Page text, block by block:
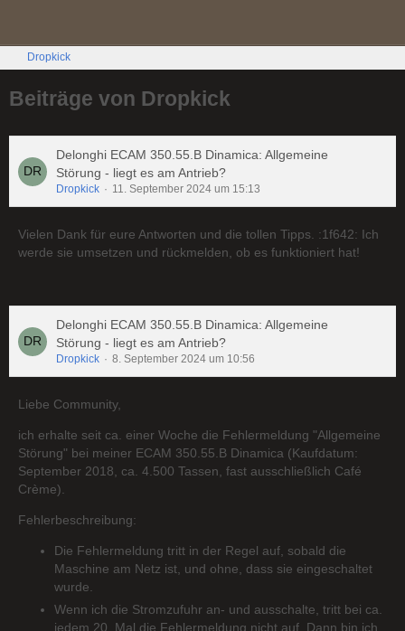
Dropkick
Beiträge von Dropkick
Delonghi ECAM 350.55.B Dinamica: Allgemeine
Störung - liegt es am Antrieb?
Dropkick 11. September 2024 um 15:13
Vielen Dank für eure Antworten und die tollen Tipps. :1f642: Ich
werde sie umsetzen und rückmelden, ob es funktioniert hat!
Delonghi ECAM 350.55.B Dinamica: Allgemeine
Störung - liegt es am Antrieb?
Dropkick 8. September 2024 um 10:56
Liebe Community,
ich erhalte seit ca. einer Woche die Fehlermeldung "Allgemeine
Störung" bei meiner ECAM 350.55.B Dinamica (Kaufdatum:
September 2018, ca. 4.500 Tassen, fast ausschließlich Café
Crème).
Fehlerbeschreibung:
Die Fehlermeldung tritt in der Regel auf, sobald die
Maschine am Netz ist, und ohne, dass sie eingeschaltet
wurde.
Wenn ich die Stromzufuhr an- und ausschalte, tritt bei ca.
jedem 20. Mal die Fehlermeldung nicht auf. Dann bin ich